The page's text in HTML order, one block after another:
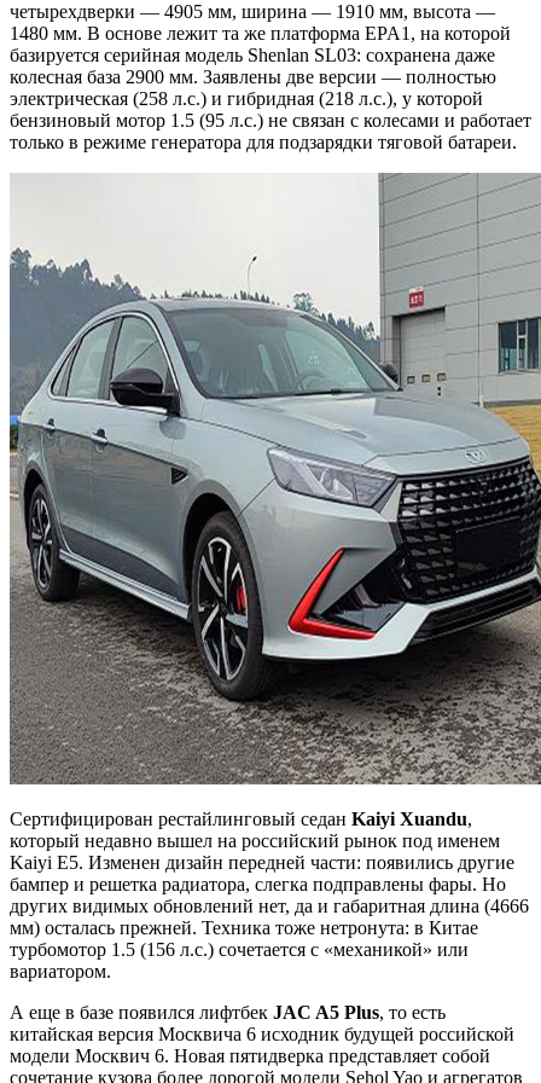
четырехдверки — 4905 мм, ширина — 1910 мм, высота —
1480 мм. В основе лежит та же платформа EPA1, на которой
базируется серийная модель Shenlan SL03: сохранена даже
колесная база 2900 мм. Заявлены две версии — полностью
электрическая (258 л.с.) и гибридная (218 л.с.), у которой
бензиновый мотор 1.5 (95 л.с.) не связан с колесами и работает
только в режиме генератора для подзарядки тяговой батареи.
Сертифицирован рестайлинговый седан Kaiyi Xuandu,
который недавно вышел на российский рынок под именем
Kaiyi E5. Изменен дизайн передней части: появились другие
бампер и решетка радиатора, слегка подправлены фары. Но
других видимых обновлений нет, да и габаритная длина (4666
мм) осталась прежней. Техника тоже нетронута: в Китае
турбомотор 1.5 (156 л.с.) сочетается с «механикой» или
вариатором.
А еще в базе появился лифтбек JAC A5 Plus, то есть
китайская версия Москвича 6 исходник будущей российской
модели Москвич 6. Новая пятидверка представляет собой
сочетание кузова более дорогой модели Sehol Yao и агрегатов